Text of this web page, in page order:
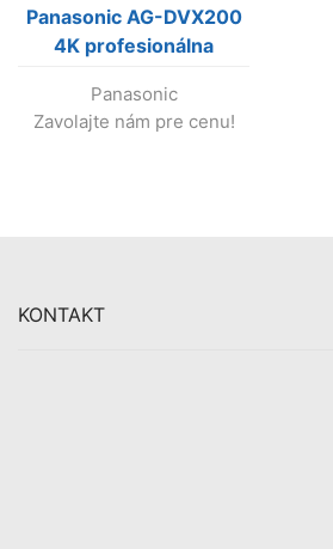
Panasonic AG-DVX200
4K profesionálna
L, (výroba ukončená !!!)
Panasonic
Zavolajte nám pre cenu!
KONTAKT